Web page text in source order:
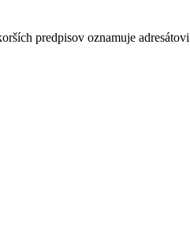
predpisov oznamuje adresátovi